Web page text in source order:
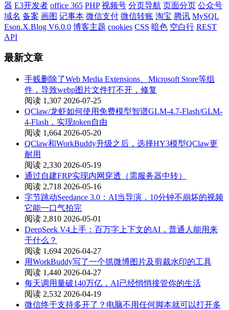
器 E3开发者 office 365 PHP 视频号 分页导航 页面分页 公众号
域名 备案 画图 记事本 微信支付 微信转账 淘宝 腾讯 MySQL
Eson.X.Blog V6.0.0 博客主题 cookies CSS 暗色 空白行 REST
API
最新文章
手贱删除了Web Media Extensions、Microsoft Store等组
件，导致webp图片文件打不开，修复
阅读 1,307 2026-07-25
QClaw/龙虾如何使用免费模型智谱GLM-4.7-Flash/GLM-
4-Flash，实现token自由
阅读 1,664 2026-05-20
QClaw和WorkBuddy升级之后，选择HY3模型QClaw更
耐用
阅读 2,330 2026-05-19
通过自建FRP实现内网穿透（需服务器中转）
阅读 2,718 2026-05-16
字节跳动Seedance 3.0：AI当导演，10分钟不崩坏的视频
它能一口气拍完
阅读 2,810 2026-05-01
DeepSeek V4上手：百万字上下文的AI，普通人能用来
干什么？
阅读 1,694 2026-04-27
用WorkBuddy写了一个抓微博图片及剪裁水印的工具
阅读 1,440 2026-04-27
每天调用量破140万亿，AI已经悄悄接管你的生活
阅读 2,532 2026-04-19
微信终于支持多开了？电脑不用任何脚本就可以打开多